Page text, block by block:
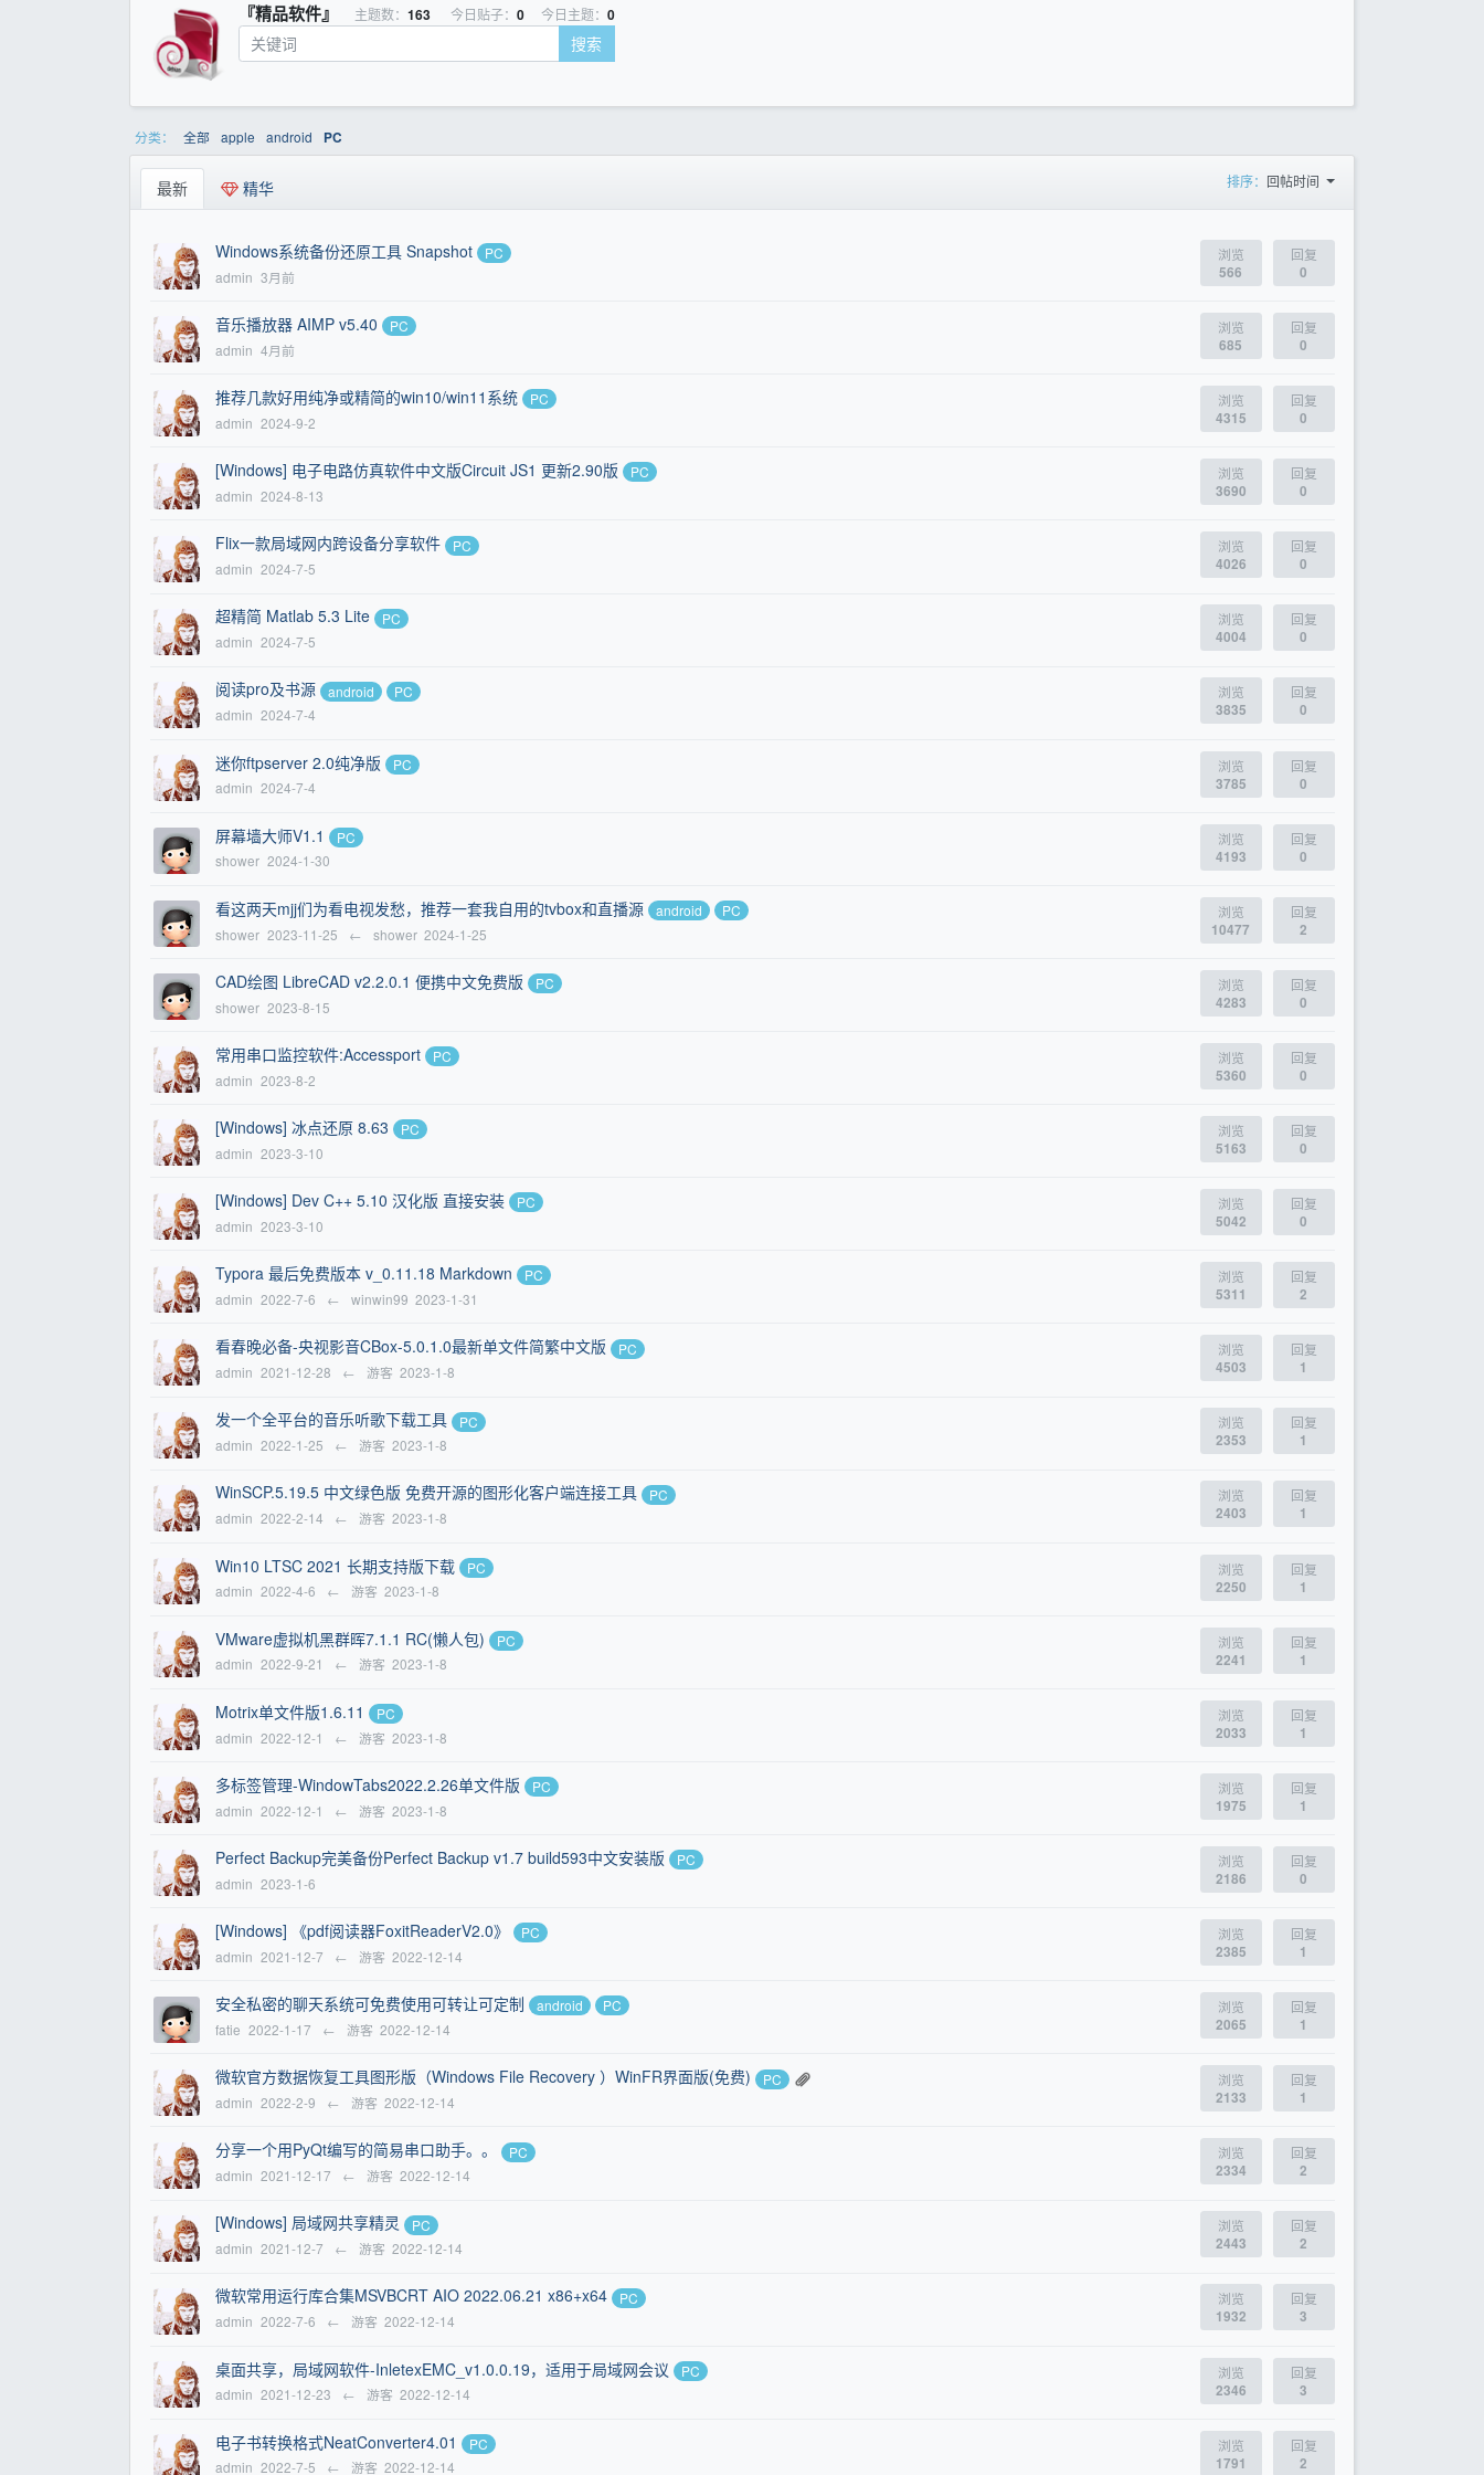
『精品软件』 主题数： 163 今日贴子： 0 今日主题： 0
搜索
分类： 全部 apple android PC
最新 精华 排序： 回帖时间
Windows系统备份还原工具 Snapshot
PC
admin 3月前
浏览
566
回复
0
音乐播放器 AIMP v5.40
PC
admin 4月前
浏览
685
回复
0
推荐几款好用纯净或精简的win10/win11系统
PC
admin 2024-9-2
浏览
4315
回复
0
[Windows] 电子电路仿真软件中文版Circuit JS1 更新2.90版
PC
admin 2024-8-13
浏览
3690
回复
0
Flix一款局域网内跨设备分享软件
PC
admin 2024-7-5
浏览
4026
回复
0
超精简 Matlab 5.3 Lite
PC
admin 2024-7-5
浏览
4004
回复
0
阅读pro及书源 android
PC
admin 2024-7-4
浏览
3835
回复
0
迷你ftpserver 2.0纯净版
PC
admin 2024-7-4
浏览
3785
回复
0
屏幕墙大师V1.1
PC
shower 2024-1-30
浏览
4193
回复
0
看这两天mjj们为看电视发愁，推荐一套我自用的tvbox和直播源 android
PC
shower 2023-11-25 ← shower 2024-1-25
浏览
10477
回复
2
CAD绘图 LibreCAD v2.2.0.1 便携中文免费版
PC
shower 2023-8-15
浏览
4283
回复
0
常用串口监控软件:Accessport
PC
admin 2023-8-2
浏览
5360
回复
0
[Windows] 冰点还原 8.63
PC
admin 2023-3-10
浏览
5163
回复
0
[Windows] Dev C++ 5.10 汉化版 直接安装
PC
admin 2023-3-10
浏览
5042
回复
0
Typora 最后免费版本 v_0.11.18 Markdown
PC
admin 2022-7-6 ← winwin99 2023-1-31
浏览
5311
回复
2
看春晚必备-央视影音CBox-5.0.1.0最新单文件简繁中文版
PC
admin 2021-12-28 ← 游客 2023-1-8
浏览
4503
回复
1
发一个全平台的音乐听歌下载工具
PC
admin 2022-1-25 ← 游客 2023-1-8
浏览
2353
回复
1
WinSCP.5.19.5 中文绿色版 免费开源的图形化客户端连接工具
PC
admin 2022-2-14 ← 游客 2023-1-8
浏览
2403
回复
1
Win10 LTSC 2021 长期支持版下载
PC
admin 2022-4-6 ← 游客 2023-1-8
浏览
2250
回复
1
VMware虚拟机黑群晖7.1.1 RC(懒人包)
PC
admin 2022-9-21 ← 游客 2023-1-8
浏览
2241
回复
1
Motrix单文件版1.6.11
PC
admin 2022-12-1 ← 游客 2023-1-8
浏览
2033
回复
1
多标签管理-WindowTabs2022.2.26单文件版
PC
admin 2022-12-1 ← 游客 2023-1-8
浏览
1975
回复
1
Perfect Backup完美备份Perfect Backup v1.7 build593中文安装版
PC
admin 2023-1-6
浏览
2186
回复
0
[Windows] 《pdf阅读器FoxitReaderV2.0》
PC
admin 2021-12-7 ← 游客 2022-12-14
浏览
2385
回复
1
安全私密的聊天系统可免费使用可转让可定制 android
PC
fatie 2022-1-17 ← 游客 2022-12-14
浏览
2065
回复
1
微软官方数据恢复工具图形版（Windows File Recovery ）WinFR界面版(免费)
PC
admin 2022-2-9 ← 游客 2022-12-14
浏览
2133
回复
1
分享一个用PyQt编写的简易串口助手。。
PC
admin 2021-12-17 ← 游客 2022-12-14
浏览
2334
回复
2
[Windows] 局域网共享精灵
PC
admin 2021-12-7 ← 游客 2022-12-14
浏览
2443
回复
2
微软常用运行库合集MSVBCRT AIO 2022.06.21 x86+x64
PC
admin 2022-7-6 ← 游客 2022-12-14
浏览
1932
回复
3
桌面共享，局域网软件-InletexEMC_v1.0.0.19，适用于局域网会议
PC
admin 2021-12-23 ← 游客 2022-12-14
浏览
2346
回复
3
电子书转换格式NeatConverter4.01
PC
admin 2022-7-5 ← 游客 2022-12-14
浏览
1791
回复
2